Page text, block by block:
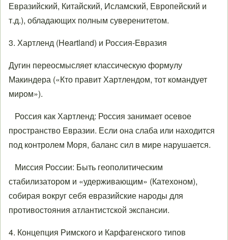
Евразийский, Китайский, Исламский, Европейский и
т.д.), обладающих полным суверенитетом.
3. Хартленд (Heartland) и Россия-Евразия
Дугин переосмысляет классическую формулу
Макиндера («Кто правит Хартлендом, тот командует
миром»).
Россия как Хартленд: Россия занимает осевое
пространство Евразии. Если она слаба или находится
под контролем Моря, баланс сил в мире нарушается.
Миссия России: Быть геополитическим
стабилизатором и «удерживающим» (Катехоном),
собирая вокруг себя евразийские народы для
противостояния атлантистской экспансии.
4. Концепция Римского и Карфагенского типов